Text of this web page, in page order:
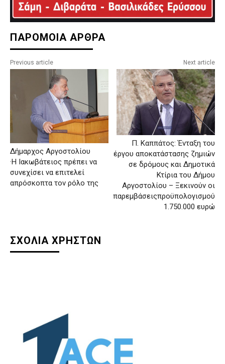
ΠΑΡΟΜΟΙΑ ΑΡΘΡΑ
Previous article
Δήμαρχος Αργοστολίου
·Η Ιακωβάτειος πρέπει να
συνεχίσει να επιτελεί
απρόσκοπτα τον ρόλο της
Next article
Π. Καππάτος: Ένταξη του
έργου αποκατάστασης ζημιών
σε δρόμους και Δημοτικά
Κτίρια του Δήμου
Αργοστολίου – Ξεκινούν οι
παρεμβάσειςπροϋπολογισμού
1.750.000 ευρώ
ΣΧΟΛΙΑ ΧΡΗΣΤΩΝ